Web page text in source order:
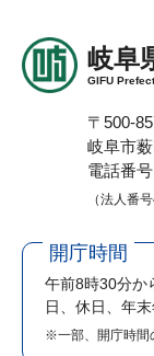
岐阜
GIFU
〒500-
岐阜市
電話番
（法人番
開庁時間
午前8時30分か
日、休日、年
※一部、開庁時間